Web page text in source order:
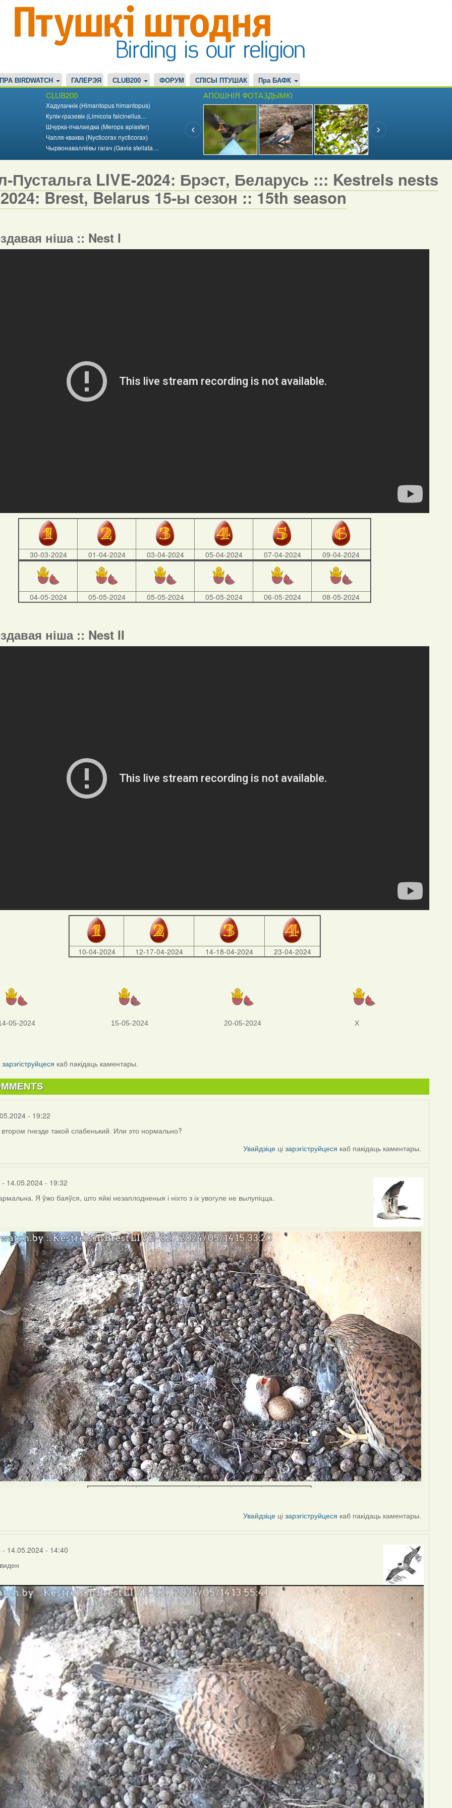
ПРА BIRDWATCH ГАЛЕРЭЯ CLUB200 ФОРУМ СПІСЫ ПТУШАК Пра БАФК
CLUB200
Хадулачнік (Himantopus himantopus)
Кулік-гразевік (Limicola falcinellus…
Шчурка-пчалаедка (Merops apiaster)
Чапля-кваква (Nycticorax nycticorax)
Чырвонаваллёвы гагач (Gavia stellata…
АПОШНІЯ ФОТАЗДЫМКІ
Пустальга LIVE-2024: Брэст, Беларусь ::: Kestrels nests
Brest, Belarus 15-ы сезон :: 15th season
ніша :: Nest I
30-03-2024 01-04-2024 03-04-2024 05-04-2024 07-04-2024 09-04-2024
04-05-2024 05-05-2024 05-05-2024 05-05-2024 06-05-2024 08-05-2024
ніша :: Nest II
10-04-2024 12-17-04-2024 14-18-04-2024 23-04-2024
05-2024 15-05-2024 20-05-2024 X
зарэгіструйцеся каб пакідаць каментары.
- 19:22
гнезде такой слабенький. Или это нормально?
Увайдзіце цізарэгіструйцеся каб пакідаць каментары.
- 14.05.2024 - 19:32
Я ўжо баяўся, што яйкі незаплодненыя і ніхто з іх увогуле не вылупіцца.
Увайдзіце цізарэгіструйцеся каб пакідаць каментары.
- 14.05.2024 - 14:40